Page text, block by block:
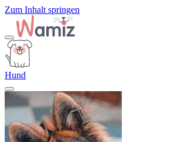
Zum Inhalt springen
Hund